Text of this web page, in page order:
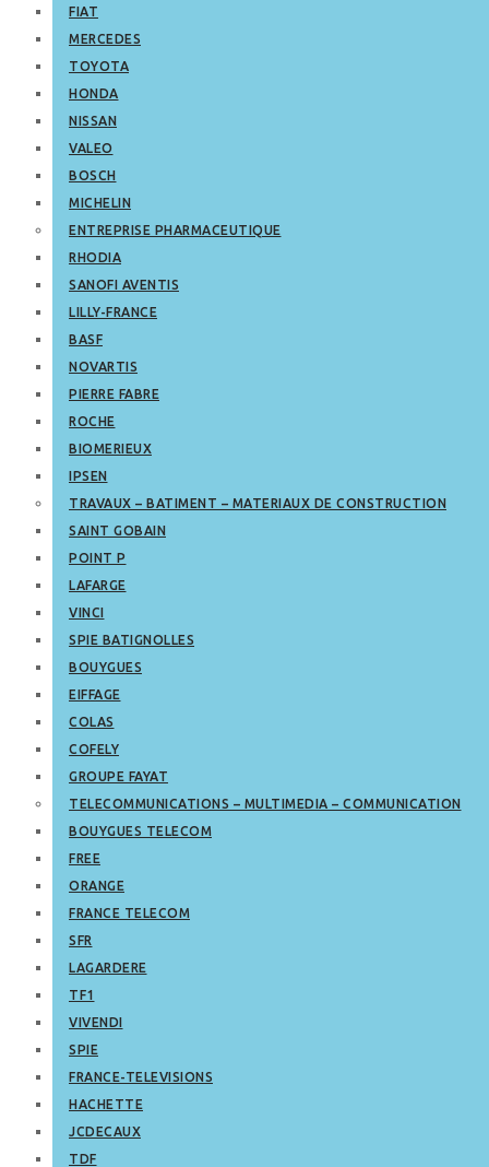
FIAT
MERCEDES
TOYOTA
HONDA
NISSAN
VALEO
BOSCH
MICHELIN
ENTREPRISE PHARMACEUTIQUE
RHODIA
SANOFI AVENTIS
LILLY-FRANCE
BASF
NOVARTIS
PIERRE FABRE
ROCHE
BIOMERIEUX
IPSEN
TRAVAUX – BATIMENT – MATERIAUX DE CONSTRUCTION
SAINT GOBAIN
POINT P
LAFARGE
VINCI
SPIE BATIGNOLLES
BOUYGUES
EIFFAGE
COLAS
COFELY
GROUPE FAYAT
TELECOMMUNICATIONS – MULTIMEDIA – COMMUNICATION
BOUYGUES TELECOM
FREE
ORANGE
FRANCE TELECOM
SFR
LAGARDERE
TF1
VIVENDI
SPIE
FRANCE-TELEVISIONS
HACHETTE
JCDECAUX
TDF